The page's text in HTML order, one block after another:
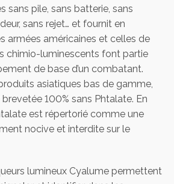
sans pile, sans batterie, sans
sans rejet… et fournit en
armées américaines et celles de
chimio-luminescents font partie
de base d’un combatant.
asiatiques bas de gamme,
100% sans Phtalate. En
est répertorié comme une
nocive et interdite sur le
lumineux Cyalume permettent